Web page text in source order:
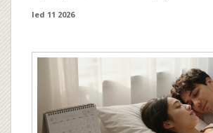
led 11 2026